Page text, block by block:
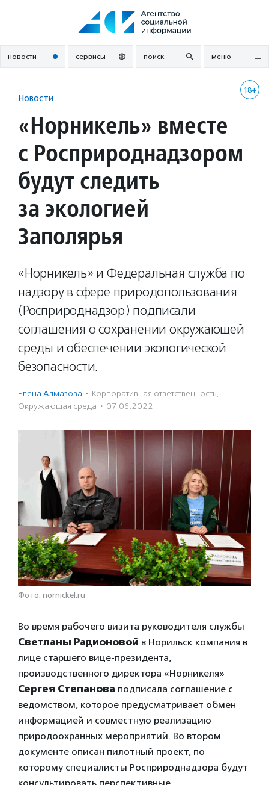
новости сервисы поиск меню
18+
Новости
«Норникель» вместе
с Росприроднадзором
будут следить
за экологией
Заполярья
«Норникель» и Федеральная служба по
надзору в сфере природопользования
(Росприроднадзор) подписали
соглашения о сохранении окружающей
среды и обеспечении экологической
безопасности.
Елена Алмазова · Корпоративная ответственность,
Окружающая среда · 07.06.2022
Фото: nornickel.ru
Во время рабочего визита руководителя службы
Светланы Радионовой в Норильск компания в
лице старшего вице-президента,
производственного директора «Норникеля»
Сергея Степанова подписала соглашение с
ведомством, которое предусматривает обмен
информацией и совместную реализацию
природоохранных мероприятий. Во втором
документе описан пилотный проект, по
которому специалисты Росприроднадзора будут